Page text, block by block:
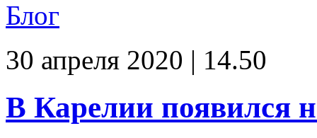
Блог
30 апреля 2020 | 14.50
В Карелии появился